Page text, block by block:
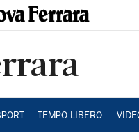
TEMPO LIBERO